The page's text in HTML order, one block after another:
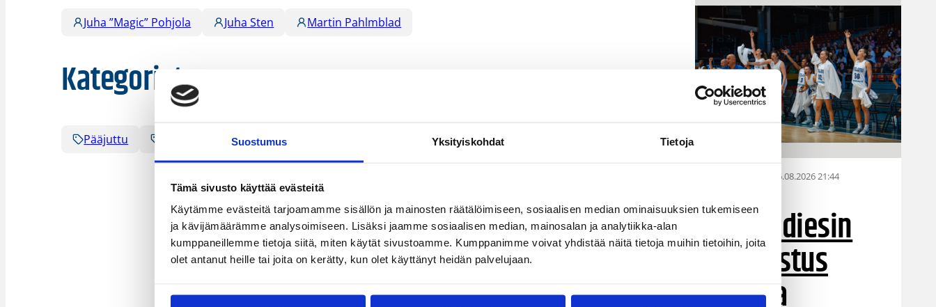
Suostumus Yksityiskohdat Tietoja
Tämä sivusto käyttää evästeitä
Käytämme evästeitä tarjoamamme sisällön ja mainosten räätälöimiseen, sosiaalisen median ominaisuuksien tukemiseen
ja kävijämäärämme analysoimiseen. Lisäksi jaamme sosiaalisen median, mainosalan ja analytiikka-alan
kumppaneillemme tietoja siitä, miten käytät sivustoamme. Kumppanimme voivat yhdistää näitä tietoja muihin tietoihin, joita
olet antanut heille tai joita on kerätty, kun olet käyttänyt heidän palvelujaan.
Juha ”Magic” Pohjola Juha Sten Martin Pahlmblad
Kategoriat
Pääjuttu Suomalaiset ulkomailla
06.08.2026 21:44
Susiladiesin
puolustus
rautaa